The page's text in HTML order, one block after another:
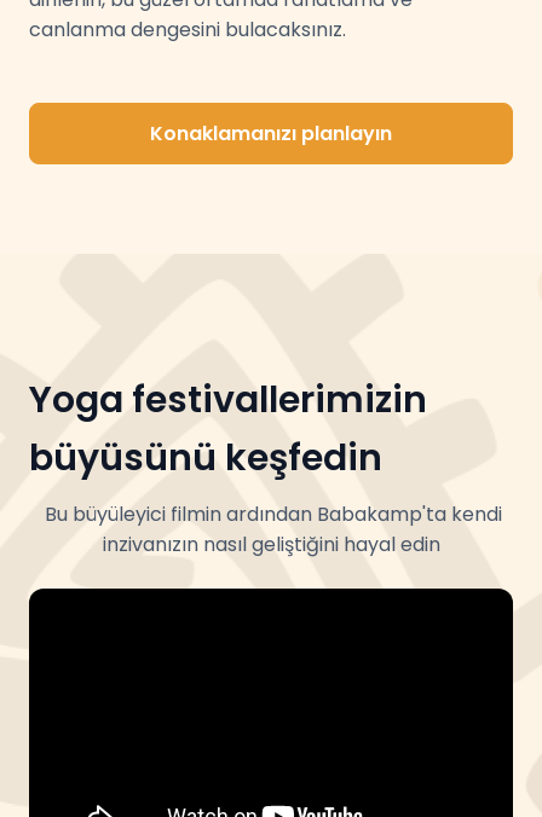
canlanma dengesini bulacaksınız.
Konaklamanızı planlayın
Yoga festivallerimizin
büyüsünü keşfedin
Bu büyüleyici filmin ardından Babakamp'ta kendi
inzivanızın nasıl geliştiğini hayal edin